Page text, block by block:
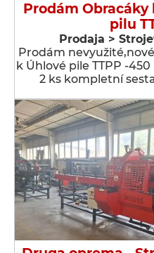
Prodám
pilu
Prodaja >
Prodám
k Úhlové pile TTPP -
2 ks kompletní